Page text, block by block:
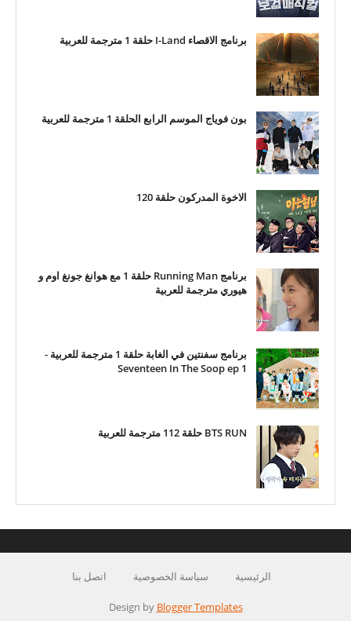
برنامج الاقصاء I-Land حلقة 1 مترجمة للعربية
بون فوياج الموسم الرابع الحلقة 1 مترجمة للعربية
الاخوة المدركون حلقة 120
برنامج Running Man حلقة 1 مع هوانغ جونغ اوم و
هيوري مترجمة للعربية
برنامج سفنتين في الغابة حلقة 1 مترجمة للعربية -
Seventeen In The Soop ep 1
BTS RUN حلقة 112 مترجمة للعربية
الرئيسية سياسة الخصوصية اتصل بنا
Design by Blogger Templates